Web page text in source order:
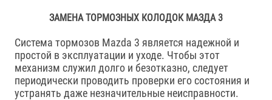
ЗАМЕНА ТОРМОЗНЫХ КОЛОДОК МАЗДА 3
Система тормозов Mazda 3 является надежной и
простой в эксплуатации и уходе. Чтобы этот
механизм служил долго и безотказно, следует
периодически проводить проверки его состояния и
устранять даже незначительные неисправности.